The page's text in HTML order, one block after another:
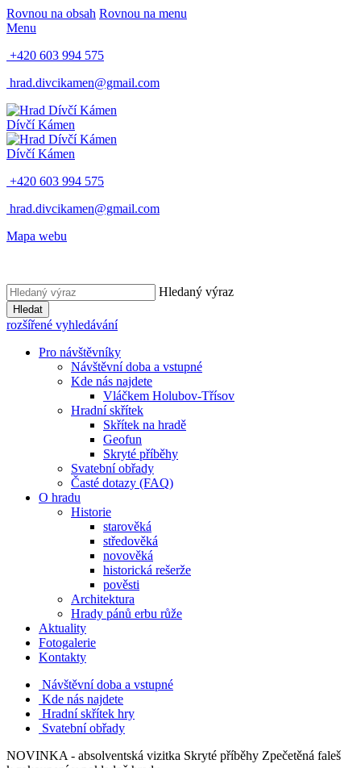
Rovnou na obsah Rovnou na menu
Menu
+420 603 994 575
hrad.divcikamen@gmail.com
Dívčí Kámen
Dívčí Kámen
+420 603 994 575
hrad.divcikamen@gmail.com
Mapa webu
Hledaný výraz
Hledat
rozšířené vyhledávání
Pro návštěvníky
Návštěvní doba a vstupné
Kde nás najdete
Vláčkem Holubov-Třísov
Hradní skřítek
Skřítek na hradě
Geofun
Skryté příběhy
Svatební obřady
Časté dotazy (FAQ)
O hradu
Historie
starověká
středověká
novověká
historická rešerže
pověsti
Architektura
Hrady pánů erbu růže
Aktuality
Fotogalerie
Kontakty
Návštěvní doba a vstupné
Kde nás najdete
Hradní skřítek hry
Svatební obřady
NOVINKA - absolventská vizitka Skryté příběhy Zpečetěná faleš